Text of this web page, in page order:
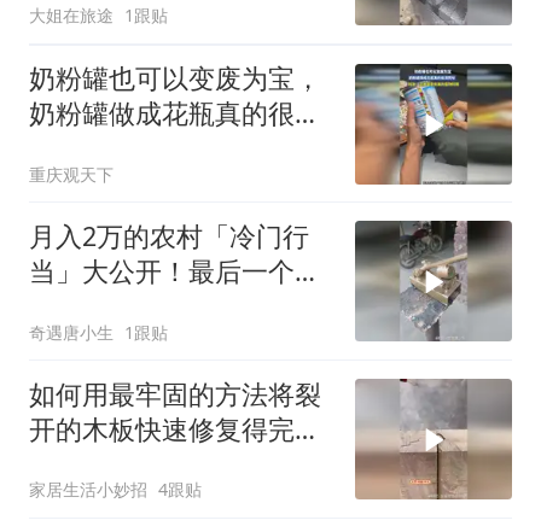
大姐在旅途 1跟贴
奶粉罐也可以变废为宝，
奶粉罐做成花瓶真的很漂
重庆观天下
月入2万的农村「冷门行
当」大公开！最后一个
奇遇唐小生 1跟贴
如何用最牢固的方法将裂
开的木板快速修复得完美
家居生活小妙招 4跟贴